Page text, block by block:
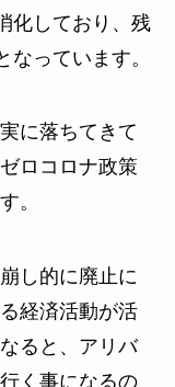
化しており、残
なっています。
に落ちてきて
ロコロナ政策
。
し的に廃止に
経済活動が活
ると、アリバ
く事になるの